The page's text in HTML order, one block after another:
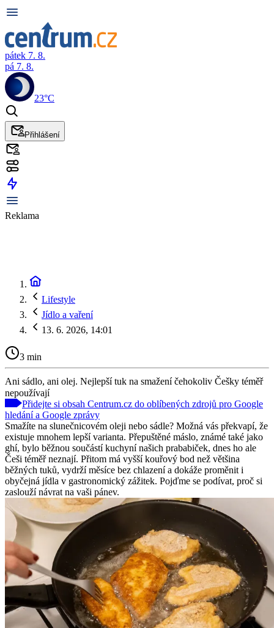
pátek 7. 8.
pá 7. 8.
23°C
Přihlášení
Reklama
Lifestyle
Jídlo a vaření
13. 6. 2026, 14:01
3 min
Ani sádlo, ani olej. Nejlepší tuk na smažení čehokoliv Češky téměř
nepoužívají
Přidejte si obsah Centrum.cz do oblíbených zdrojů pro Google
hledání a Google zprávy
Smažíte na slunečnicovém oleji nebo sádle? Možná vás překvapí, že
existuje mnohem lepší varianta. Přepuštěné máslo, známé také jako
ghí, bylo běžnou součástí kuchyní našich prababiček, dnes ho ale
Češi téměř neznají. Přitom má vyšší kouřový bod než většina
běžných tuků, vydrží měsíce bez chlazení a dokáže proměnit i
obyčejná jídla v gastronomický zážitek. Pojďme se podívat, proč si
zaslouží návrat na vaši pánev.